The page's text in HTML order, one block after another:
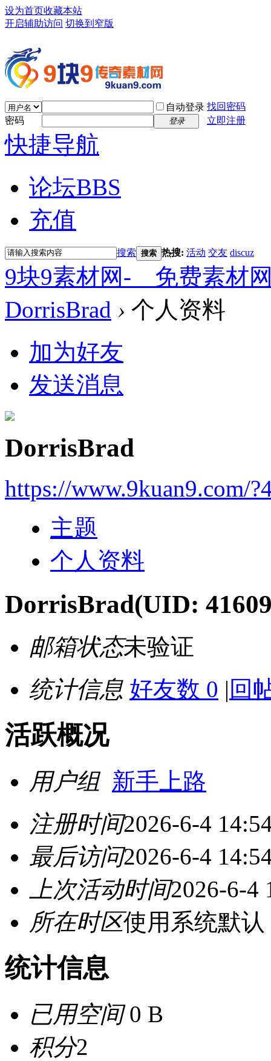
设为首页收藏本站
开启辅助访问 切换到窄版
自动登录 找回密码
密码
登录 立即注册
快捷导航
论坛BBS
充值
搜索 搜索 热搜: 活动 交友 discuz
9块9素材网-＿免费素材
DorrisBrad › 个人资料
加为好友
发送消息
DorrisBrad
https://www.9kuan9.com/
主题
个人资料
DorrisBrad(UID:
邮箱状态未验证
统计信息 好友数 0 | 回
活跃概况
用户组 新手上路
注册时间2026-6-4
最后访问2026-6-4
上次活动时间2026-6-4
所在时区使用系统默认
统计信息
已用空间0 B
积分2